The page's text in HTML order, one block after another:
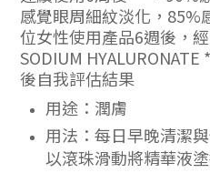
感覺眼周細紋淡化，85%
位女性使用產品6週後，
SODIUM
後自我評估結果
用途：潤膚
用法：每日早晚清潔
以滾珠滑動將精華液